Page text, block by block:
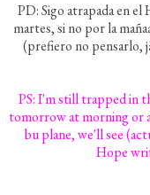
PD: Sigo atrapada en el
martes, si no por la
(prefiero no pensarlo,
PS: I'm still trapped in
tomorrow at morning or
bu plane, we'll see
Hope